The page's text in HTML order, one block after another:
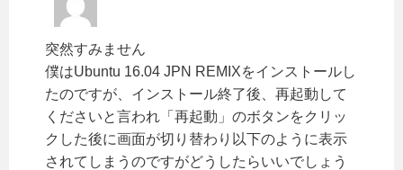
突然すみません
僕はUbuntu 16.04 JPN REMIXをインストールし
たのですが、インストール終了後、再起動して
くださいと言われ「再起動」のボタンをクリッ
クした後に画面が切り替わり以下のように表示
されてしまうのですがどうしたらいいでしょう